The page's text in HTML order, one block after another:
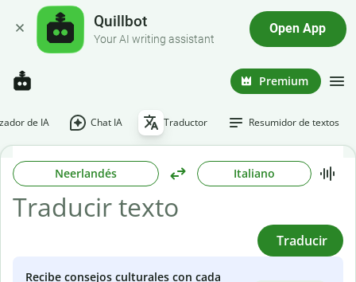
Quillbot
Your AI writing assistant
Open App
Premium
de IA Chat IA Traductor Resumidor de textos
Neerlandés Italiano
Traducir
Recibe consejos culturales con cada